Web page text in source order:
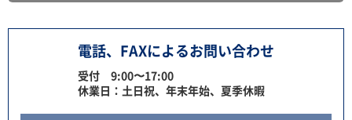
電話、FAXによるお問い合わせ
受付 9:00〜17:00
休業日：土日祝、年末年始、夏季休暇